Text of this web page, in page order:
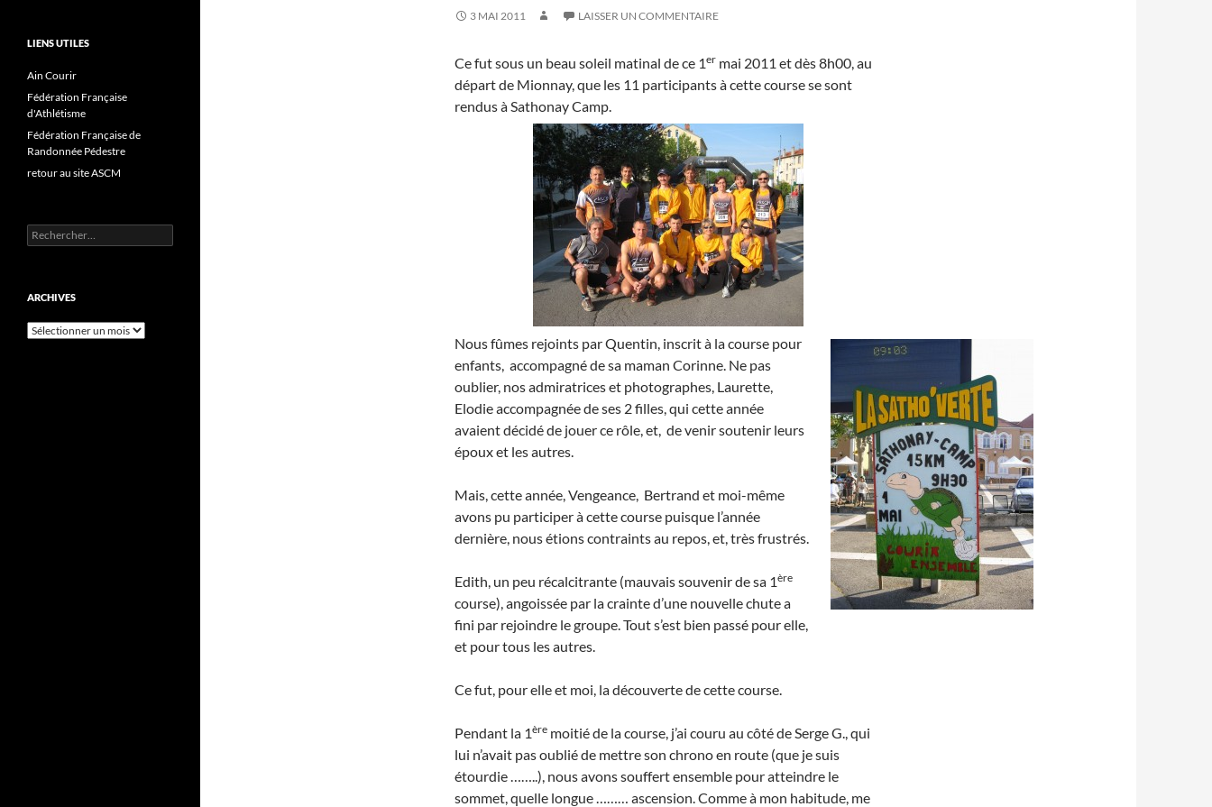
3 MAI 2011 LAISSER UN COMMENTAIRE
Ce fut sous un beau soleil matinal de ce 1er mai 2011 et dès 8h00, au
départ de Mionnay, que les 11 participants à cette course se sont
rendus à Sathonay Camp.
Nous fûmes rejoints par Quentin, inscrit à la course pour
enfants, accompagné de sa maman Corinne. Ne pas
oublier, nos admiratrices et photographes, Laurette,
Elodie accompagnée de ses 2 filles, qui cette année
avaient décidé de jouer ce rôle, et, de venir soutenir leurs
époux et les autres.
Mais, cette année, Vengeance, Bertrand et moi-même
avons pu participer à cette course puisque l’année
dernière, nous étions contraints au repos, et, très frustrés.
Edith, un peu récalcitrante (mauvais souvenir de sa 1ère
course), angoissée par la crainte d’une nouvelle chute a
fini par rejoindre le groupe. Tout s’est bien passé pour elle,
et pour tous les autres.
Ce fut, pour elle et moi, la découverte de cette course.
Pendant la 1ère moitié de la course, j’ai couru au côté de Serge G., qui
lui n’avait pas oublié de mettre son chrono en route (que je suis
étourdie ……..), nous avons souffert ensemble pour atteindre le
sommet, quelle longue ……… ascension. Comme à mon habitude, me
LIENS UTILES
Ain Courir
Fédération Française
d'Athlétisme
Fédération Française de
Randonnée Pédestre
retour au site ASCM
Rechercher :
ARCHIVES
Archives